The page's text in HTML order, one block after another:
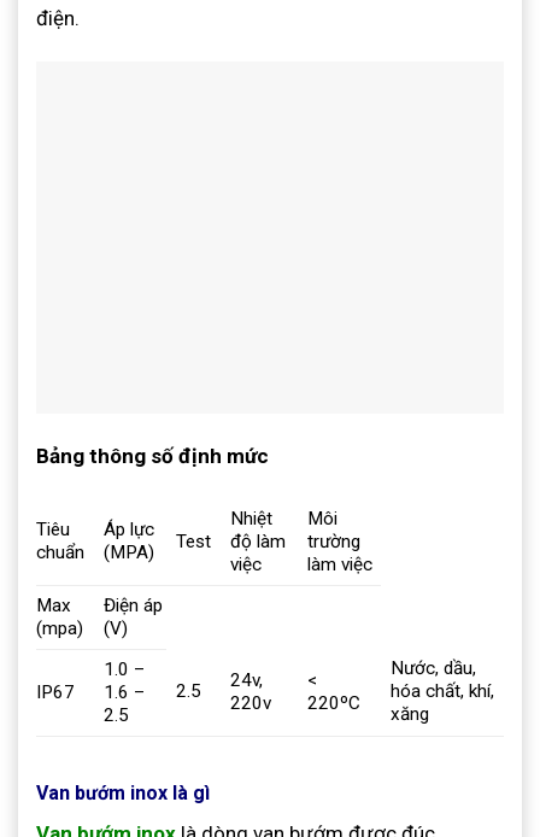
điện.
Bảng thông số định mức
Tiêu
chuẩn
Áp lực
(MPA)
Test
Nhiệt
độ làm
việc
Môi
trường
làm việc
Max
(mpa)
Điện áp
(V)
IP67
1.0 –
1.6 –
2.5
2.5
24v,
220v
<
220ºC
Nước, dầu,
hóa chất, khí,
xăng
Van bướm inox là gì